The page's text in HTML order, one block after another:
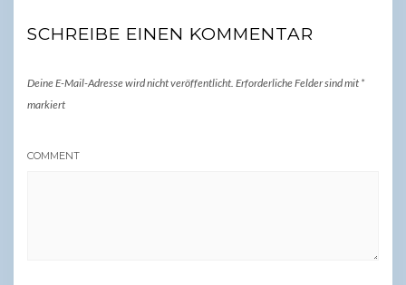
SCHREIBE EINEN KOMMENTAR
Deine E-Mail-Adresse wird nicht veröffentlicht. Erforderliche Felder sind mit *
markiert
COMMENT